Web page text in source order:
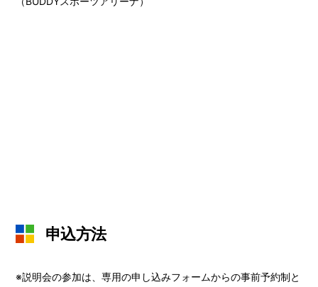
申込方法
※説明会の参加は、専用の申し込みフォームからの事前予約制と